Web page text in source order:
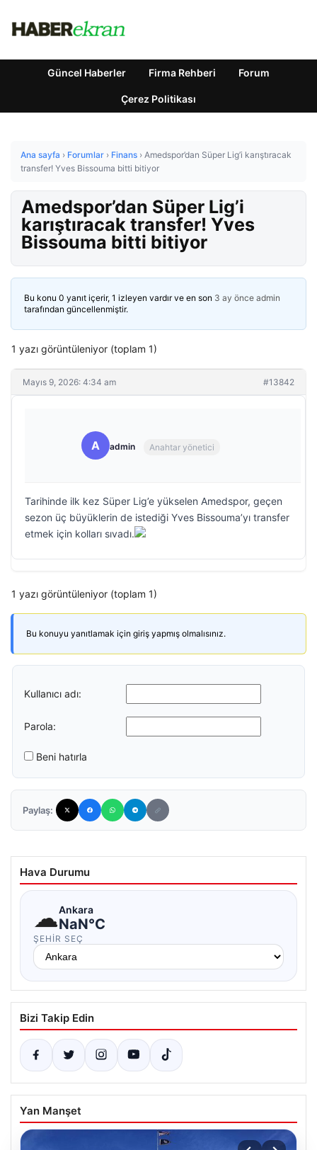
Güncel Haberler Firma Rehberi Forum
Çerez Politikası
Ana sayfa › Forumlar › Finans › Amedspor’dan Süper Lig’i karıştıracak
transfer! Yves Bissouma bitti bitiyor
Amedspor’dan Süper Lig’i
karıştıracak transfer! Yves
Bissouma bitti bitiyor
Bu konu 0 yanıt içerir, 1 izleyen vardır ve en son 3 ay önce admin
tarafından güncellenmiştir.
1 yazı görüntüleniyor (toplam 1)
Mayıs 9, 2026: 4:34 am #13842
A admin Anahtar yönetici
Tarihinde ilk kez Süper Lig’e yükselen Amedspor, geçen
sezon üç büyüklerin de istediği Yves Bissouma’yı transfer
etmek için kolları sıvadı.
1 yazı görüntüleniyor (toplam 1)
Bu konuyu yanıtlamak için giriş yapmış olmalısınız.
Kullanıcı adı:
Parola:
Beni hatırla
Paylaş:
Hava Durumu
☁Ankara
NaN°C
ŞEHIR SEÇ
Bizi Takip Edin
Yan Manşet